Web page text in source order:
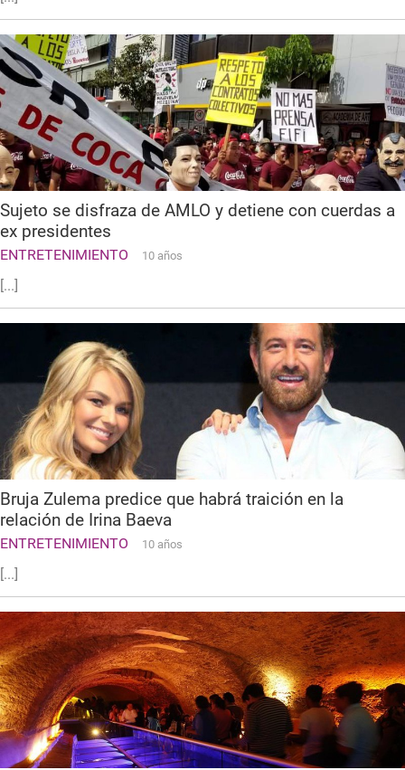
Sujeto se disfraza de AMLO y detiene con cuerdas a
ex presidentes
ENTRETENIMIENTO 10 años
[...]
Bruja Zulema predice que habrá traición en la
relación de Irina Baeva
ENTRETENIMIENTO 10 años
[...]